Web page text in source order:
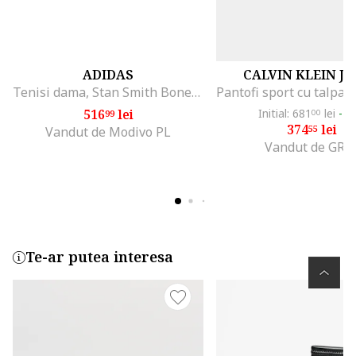
ADIDAS
Tenisi dama, Stan Smith Bonega Sh, alb
51699lei
Vandut de Modivo PL
CALVIN KLEIN
Initial: 681 00 lei -
37455lei
Vandut de
Te-ar putea interesa